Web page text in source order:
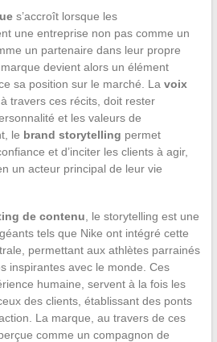
s’accroît lorsque les
une entreprise non pas comme un
un partenaire dans leur propre
devient alors un élément
sa position sur le marché. La voix
travers ces récits, doit rester
et les valeurs de
le brand storytelling permet
et d’inciter les clients à agir,
un acteur principal de leur vie
de contenu , le storytelling est une
tels que Nike ont intégré cette
permettant aux athlètes parrainés
inspirantes avec le monde. Ces
humaine, servent à la fois les
des clients, établissant des ponts
La marque, au travers de ces
comme un compagnon de